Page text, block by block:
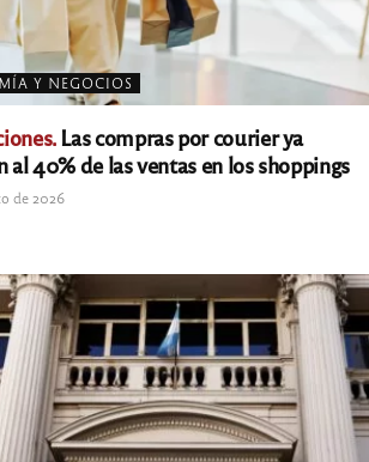
Y NEGOCIOS
Las compras por courier ya
al 40% de las ventas en los shoppings
de 2026